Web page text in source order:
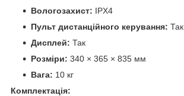
Вологозахист: IPX4
Пульт дистанційного керування: Так
Дисплей: Так
Розміри: 340 × 365 × 835 мм
Вага: 10 кг
Комплектація: